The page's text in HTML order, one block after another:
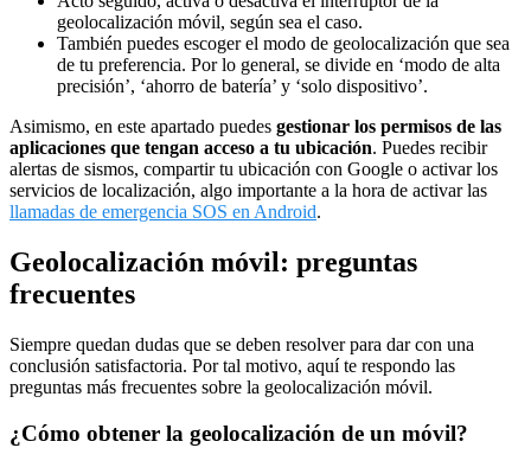
geolocalización móvil, según sea el caso.
También puedes escoger el modo de geolocalización que sea
de tu preferencia. Por lo general, se divide en ‘modo de alta
precisión’, ‘ahorro de batería’ y ‘solo dispositivo’.
Asimismo, en este apartado puedes gestionar los permisos de las
aplicaciones que tengan acceso a tu ubicación. Puedes recibir
alertas de sismos, compartir tu ubicación con Google o activar los
servicios de localización, algo importante a la hora de activar las
llamadas de emergencia SOS en Android.
Geolocalización móvil: preguntas
frecuentes
Siempre quedan dudas que se deben resolver para dar con una
conclusión satisfactoria. Por tal motivo, aquí te respondo las
preguntas más frecuentes sobre la geolocalización móvil.
¿Cómo obtener la geolocalización de un móvil?